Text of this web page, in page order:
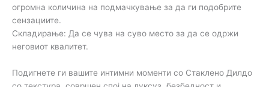
огромна количина на подмачкување за да ги подобрите
сензациите.
Складирање: Да се ​​чува на суво место за да се одржи
неговиот квалитет.
Подигнете ги вашите интимни моменти со Стаклено Дилдо